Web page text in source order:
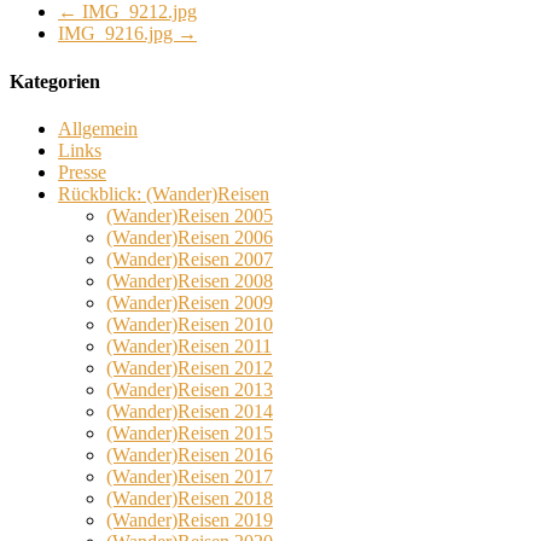
← IMG_9212.jpg
IMG_9216.jpg →
Kategorien
Allgemein
Links
Presse
Rückblick: (Wander)Reisen
(Wander)Reisen 2005
(Wander)Reisen 2006
(Wander)Reisen 2007
(Wander)Reisen 2008
(Wander)Reisen 2009
(Wander)Reisen 2010
(Wander)Reisen 2011
(Wander)Reisen 2012
(Wander)Reisen 2013
(Wander)Reisen 2014
(Wander)Reisen 2015
(Wander)Reisen 2016
(Wander)Reisen 2017
(Wander)Reisen 2018
(Wander)Reisen 2019